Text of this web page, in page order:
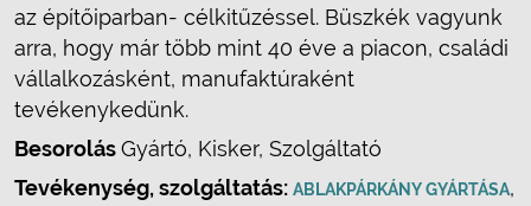
az építőiparban- célkitűzéssel. Büszkék vagyunk
arra, hogy már több mint 40 éve a piacon, családi
vállalkozásként, manufaktúraként
tevékenykedünk.
BesorolásGyártó, Kisker, Szolgáltató
Tevékenység, szolgáltatás: ABLAKPÁRKÁNY GYÁRTÁSA,